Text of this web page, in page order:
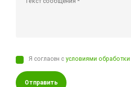
Я согласен сусловиями обработки
Отправить